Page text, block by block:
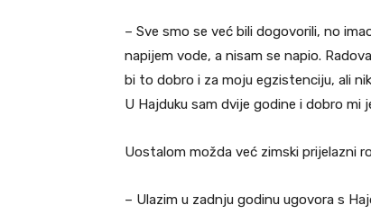
– Sve smo se već bili dogovorili, no
napijem vode, a nisam se napio.
bi to dobro i za moju egzistenciju, ali
U Hajduku sam dvije godine i dobro mi
Uostalom možda već zimski prijelazni
– Ulazim u zadnju godinu ugovora s